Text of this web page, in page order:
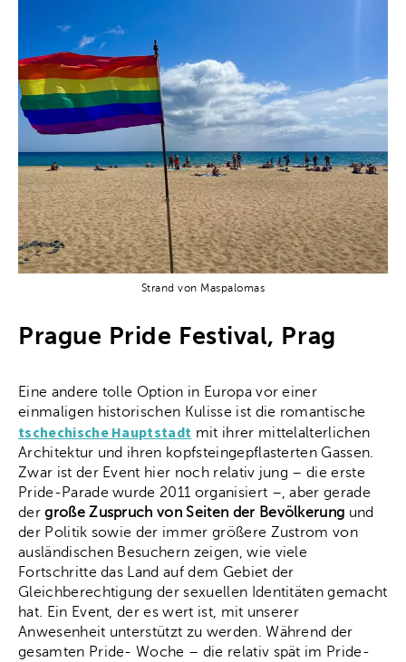
Strand von Maspalomas
Prague Pride Festival, Prag
Eine andere tolle Option in Europa vor einer
einmaligen historischen Kulisse ist die romantische
tschechische Hauptstadt mit ihrer mittelalterlichen
Architektur und ihren kopfsteingepflasterten Gassen.
Zwar ist der Event hier noch relativ jung – die erste
Pride-Parade wurde 2011 organisiert –, aber gerade
dergroße Zuspruch von Seiten der Bevölkerung und
der Politik sowie der immer größere Zustrom von
ausländischen Besuchern zeigen, wie viele
Fortschritte das Land auf dem Gebiet der
Gleichberechtigung der sexuellen Identitäten gemacht
hat. Ein Event, der es wert ist, mit unserer
Anwesenheit unterstützt zu werden. Während der
gesamten Pride- Woche – die relativ spät im Pride-